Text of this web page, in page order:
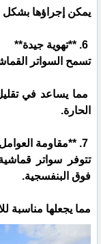
يمكن إجراؤها
تسمح السواتر
مما يساعد في
الحارة.
تتوفر سواتر
فوق البنفسجية.
مما يجعلها مناسبة